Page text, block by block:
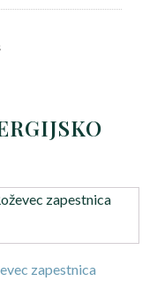
zapestnica